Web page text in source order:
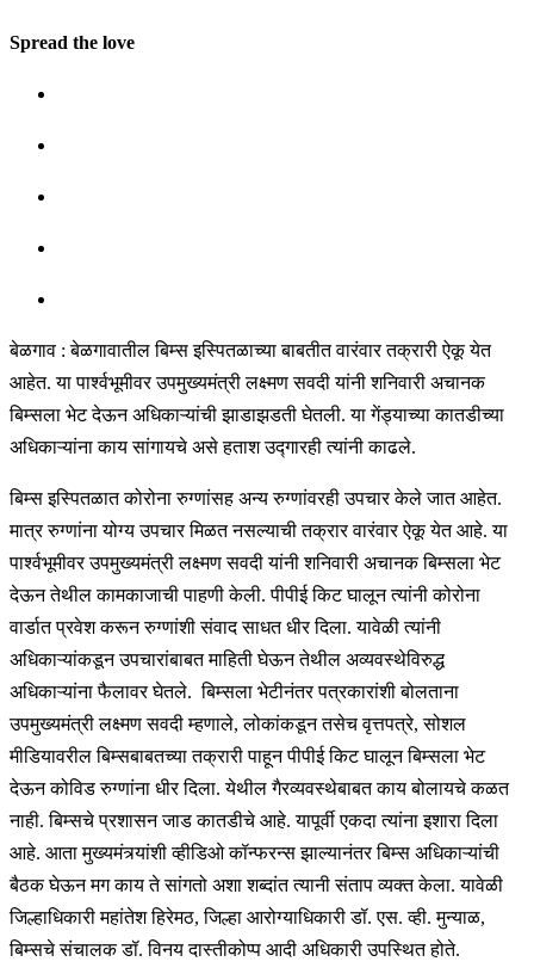
Spread the love
बेळगाव : बेळगावातील बिम्स इस्पितळाच्या बाबतीत वारंवार तक्रारी ऐकू येत
आहेत. या पार्श्वभूमीवर उपमुख्यमंत्री लक्ष्मण सवदी यांनी शनिवारी अचानक
बिम्सला भेट देऊन अधिकाऱ्यांची झाडाझडती घेतली. या गेंड्याच्या कातडीच्या
अधिकाऱ्यांना काय सांगायचे असे हताश उद्गारही त्यांनी काढले.
बिम्स इस्पितळात कोरोना रुग्णांसह अन्य रुग्णांवरही उपचार केले जात आहेत.
मात्र रुग्णांना योग्य उपचार मिळत नसल्याची तक्रार वारंवार ऐकू येत आहे. या
पार्श्वभूमीवर उपमुख्यमंत्री लक्ष्मण सवदी यांनी शनिवारी अचानक बिम्सला भेट
देऊन तेथील कामकाजाची पाहणी केली. पीपीई किट घालून त्यांनी कोरोना
वार्डात प्रवेश करून रुग्णांशी संवाद साधत धीर दिला. यावेळी त्यांनी
अधिकाऱ्यांकडून उपचारांबाबत माहिती घेऊन तेथील अव्यवस्थेविरुद्ध
अधिकाऱ्यांना फैलावर घेतले. बिम्सला भेटीनंतर पत्रकारांशी बोलताना
उपमुख्यमंत्री लक्ष्मण सवदी म्हणाले, लोकांकडून तसेच वृत्तपत्रे, सोशल
मीडियावरील बिम्सबाबतच्या तक्रारी पाहून पीपीई किट घालून बिम्सला भेट
देऊन कोविड रुग्णांना धीर दिला. येथील गैरव्यवस्थेबाबत काय बोलायचे कळत
नाही. बिम्सचे प्रशासन जाड कातडीचे आहे. यापूर्वी एकदा त्यांना इशारा दिला
आहे. आता मुख्यमंत्र्यांशी व्हीडिओ कॉन्फरन्स झाल्यानंतर बिम्स अधिकाऱ्यांची
बैठक घेऊन मग काय ते सांगतो अशा शब्दांत त्यानी संताप व्यक्त केला. यावेळी
जिल्हाधिकारी महांतेश हिरेमठ, जिल्हा आरोग्याधिकारी डॉ. एस. व्ही. मुन्याळ,
बिम्सचे संचालक डॉ. विनय दास्तीकोप्प आदी अधिकारी उपस्थित होते.